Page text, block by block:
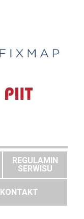
REGULAMIN
SERWISU
KONTAKT